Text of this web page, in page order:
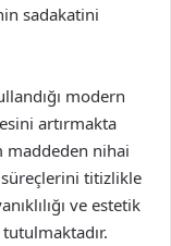
sadakatini
modern
artırmakta
maddeden nihai
titizlikle
ve estetik